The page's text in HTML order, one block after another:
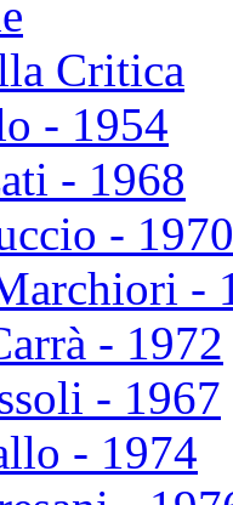
Critica
- 1954
- 1968
- 1970
-
- 1972
- 1967
- 1974